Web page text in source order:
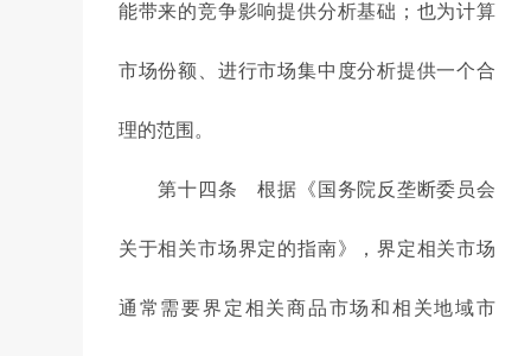
能带来的竞争影响提供分析基础；也为计算
市场份额、进行市场集中度分析提供一个合
理的范围。
第十四条 根据《国务院反垄断委员会
关于相关市场界定的指南》，界定相关市场
通常需要界定相关商品市场和相关地域市